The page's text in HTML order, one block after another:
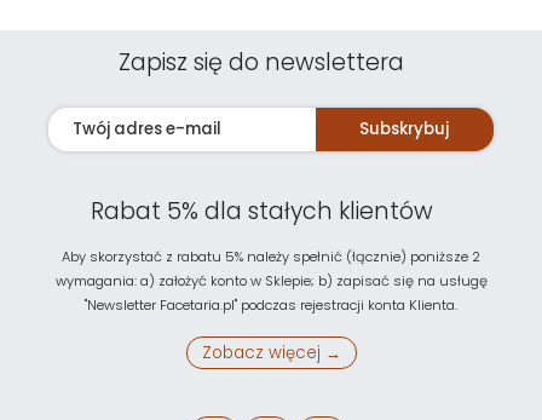
Zapisz się do newslettera
Subskrybuj
Rabat 5% dla stałych klientów
Aby skorzystać z rabatu 5% należy spełnić (łącznie) poniższe 2
wymagania: a) założyć konto w Sklepie; b) zapisać się na usługę
"Newsletter Facetaria.pl" podczas rejestracji konta Klienta.
Zobacz więcej →